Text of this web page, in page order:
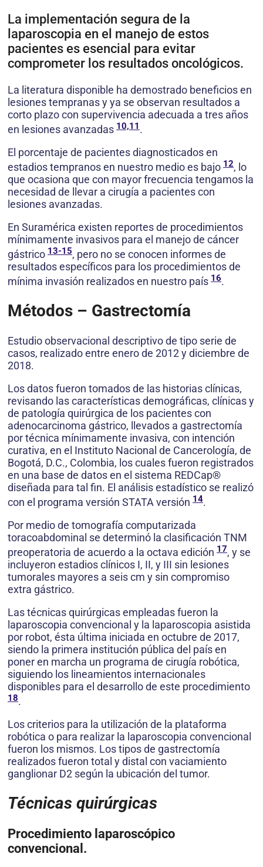
La implementación segura de la
laparoscopia en el manejo de estos
pacientes es esencial para evitar
comprometer los resultados oncológicos.
La literatura disponible ha demostrado beneficios en
lesiones tempranas y ya se observan resultados a
corto plazo con supervivencia adecuada a tres años
en lesiones avanzadas 10,11 .
El porcentaje de pacientes diagnosticados en
estadios tempranos en nuestro medio es bajo 12, lo
que ocasiona que con mayor frecuencia tengamos la
necesidad de llevar a cirugía a pacientes con
lesiones avanzadas.
En Suramérica existen reportes de procedimientos
mínimamente invasivos para el manejo de cáncer
gástrico 13-15, pero no se conocen informes de
resultados específicos para los procedimientos de
mínima invasión realizados en nuestro país 16.
Métodos – Gastrectomía
Estudio observacional descriptivo de tipo serie de
casos, realizado entre enero de 2012 y diciembre de
2018.
Los datos fueron tomados de las historias clínicas,
revisando las características demográficas, clínicas y
de patología quirúrgica de los pacientes con
adenocarcinoma gástrico, llevados a gastrectomía
por técnica mínimamente invasiva, con intención
curativa, en el Instituto Nacional de Cancerología, de
Bogotá, D.C., Colombia, los cuales fueron registrados
en una base de datos en el sistema REDCap®
diseñada para tal fin. El análisis estadístico se realizó
con el programa versión STATA versión 14.
Por medio de tomografía computarizada
toracoabdominal se determinó la clasificación TNM
preoperatoria de acuerdo a la octava edición 17, y se
incluyeron estadios clínicos I, II, y III sin lesiones
tumorales mayores a seis cm y sin compromiso
extra gástrico.
Las técnicas quirúrgicas empleadas fueron la
laparoscopia convencional y la laparoscopia asistida
por robot, ésta última iniciada en octubre de 2017,
siendo la primera institución pública del país en
poner en marcha un programa de cirugía robótica,
siguiendo los lineamientos internacionales
disponibles para el desarrollo de este procedimiento
18.
Los criterios para la utilización de la plataforma
robótica o para realizar la laparoscopia convencional
fueron los mismos. Los tipos de gastrectomía
realizados fueron total y distal con vaciamiento
ganglionar D2 según la ubicación del tumor.
Técnicas quirúrgicas
Procedimiento laparoscópico
convencional.